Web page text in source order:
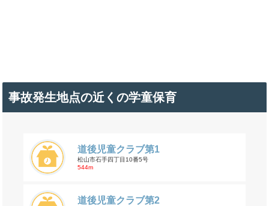
事故発生地点の近くの学童保育
道後児童クラブ第1
松山市石手四丁目10番5号
544m
道後児童クラブ第2